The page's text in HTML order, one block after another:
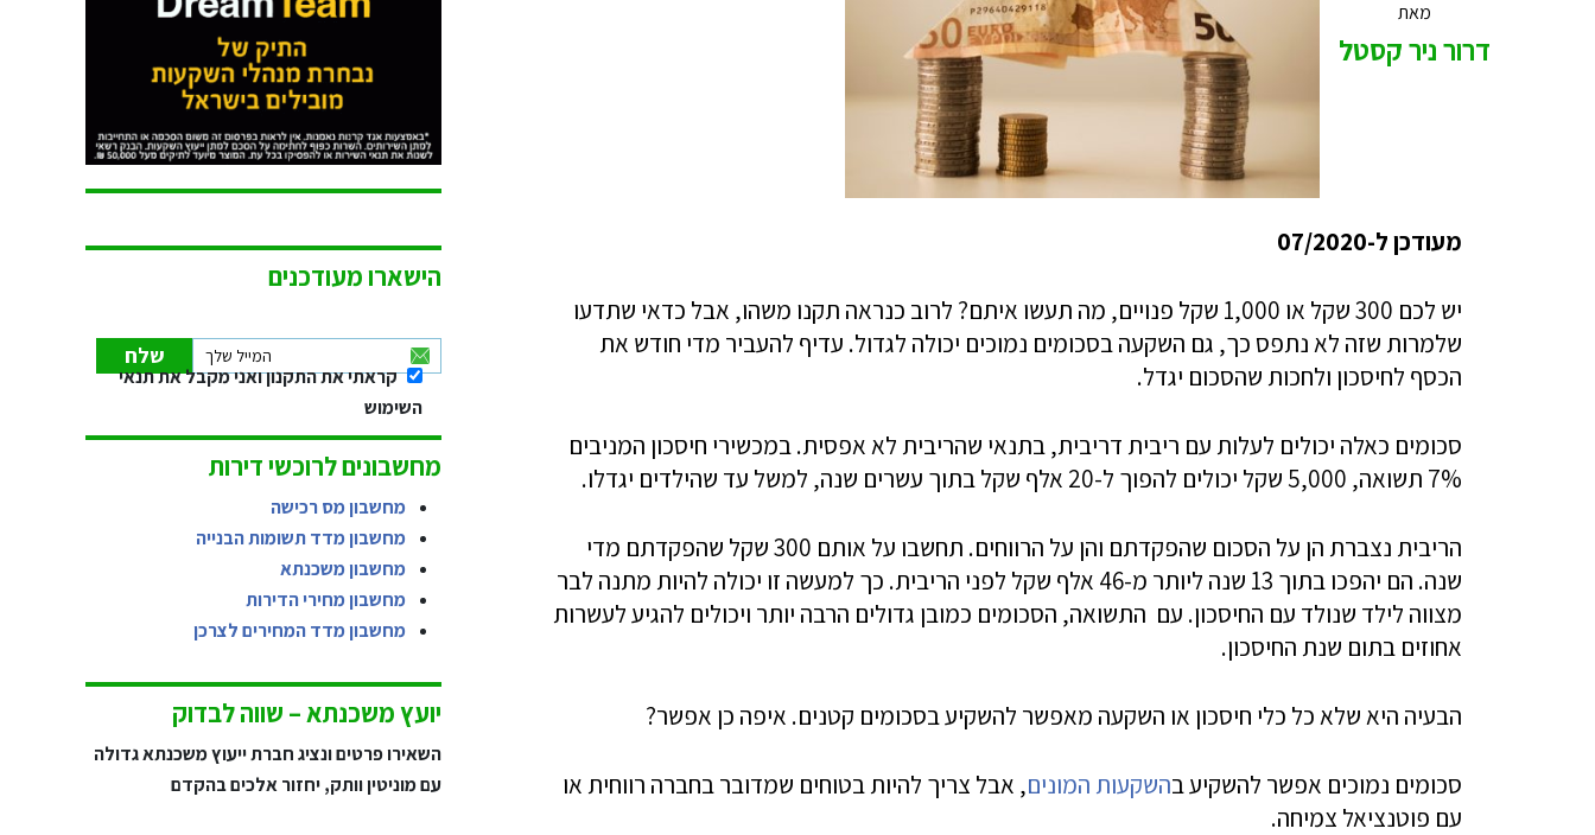
מאת
דרור ניר קסטל
מעודכן ל-07/2020
יש לכם 300 שקל או 1,000 שקל פנויים, מה תעשו איתם? לרוב כנראה תקנו משהו, אבל כדאי שתדעו
שלמרות שזה לא נתפס כך, גם השקעה בסכומים נמוכים יכולה לגדול. עדיף להעביר מדי חודש את
הכסף לחיסכון ולחכות שהסכום יגדל.
סכומים כאלה יכולים לעלות עם ריבית דריבית, בתנאי שהריבית לא אפסית. במכשירי חיסכון המניבים
7% תשואה, 5,000 שקל יכולים להפוך ל-20 אלף שקל בתוך עשרים שנה, למשל עד שהילדים יגדלו.
הריבית נצברת הן על הסכום שהפקדתם והן על הרווחים. תחשבו על אותם 300 שקל שהפקדתם מדי
שנה. הם יהפכו בתוך 13 שנה ליותר מ-46 אלף שקל לפני הריבית. כך למעשה זו יכולה להיות מתנה לבר
מצווה לילד שנולד עם החיסכון. עם התשואה, הסכומים כמובן גדולים הרבה יותר ויכולים להגיע לעשרות
אחוזים בתום שנת החיסכון.
הבעיה היא שלא כל כלי חיסכון או השקעה מאפשר להשקיע בסכומים קטנים. איפה כן אפשר?
סכומים נמוכים אפשר להשקיע בהשקעות המונים, אבל צריך להיות בטוחים שמדובר בחברה רווחית או
עם פוטנציאל צמיחה.
הישארו מעודכנים
קראתי את התקנון ואני מקבל את תנאי
השימוש
מחשבונים לרוכשי דירות
מחשבון מס רכישה
מחשבון מדד תשומות הבנייה
מחשבון משכנתא
מחשבון מחירי הדירות
מחשבון מדד המחירים לצרכן
יועץ משכנתא – שווה לבדוק
השאירו פרטים ונציג חברת ייעוץ משכנתא גדולה
עם מוניטין וותק, יחזור אלכים בהקדם